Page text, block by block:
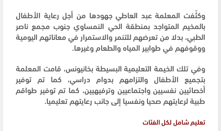
وكثّفت المعلمة عبد العاطي جهودها من أجل رعاية الأطفال
بالمخيم المتواجد بمنطقة الحي النمساوي جنوب مجمع ناصر
الطبي، بدلا من تعرضهم للتنمر والاستمرار في معاناتهم اليومية
ووقوفهم في طوابير المياه والطعام وغيرها.
وفي تلك الخيمة التعليمية البسيطة بخانيونس، قامت المعلمة
بتجميع الأطفال والتزامهم بدوام دراسي، كما تم توفير
أخصائيين نفسيين واجتماعيين وترفيهيين، كما تم توفير طواقم
طبية لرعايتهم صحيا ونفسيا إلى جانب رعايتهم تعليميا.
تعليم شامل لكل الفئات